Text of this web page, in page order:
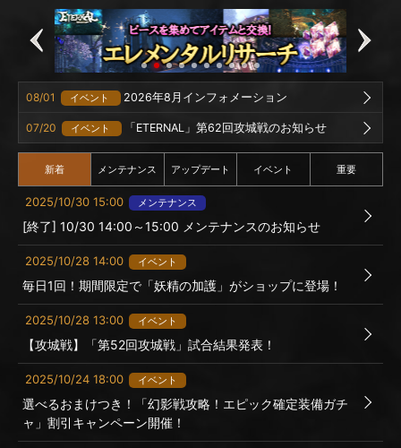
08/01 イベント 2026年8月インフォメーション
07/20 イベント 「ETERNAL」第62回攻城戦のお知らせ
新着 メンテナンス アップデート イベント 重要
2025/10/30 15:00 メンテナンス
[終了] 10/30 14:00～15:00 メンテナンスのお知らせ
2025/10/28 14:00 イベント
毎日1回！期間限定で「妖精の加護」がショップに登場！
2025/10/28 13:00 イベント
【攻城戦】「第52回攻城戦」試合結果発表！
2025/10/24 18:00 イベント
選べるおまけつき！「幻影戦攻略！エピック確定装備ガチ
ャ」割引キャンペーン開催！